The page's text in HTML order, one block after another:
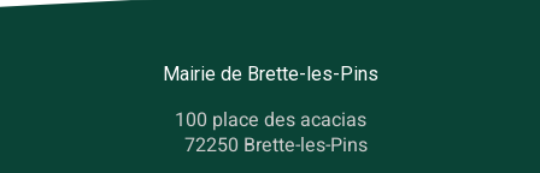
Mairie de Brette-les-Pins
100 place des acacias
72250 Brette-les-Pins